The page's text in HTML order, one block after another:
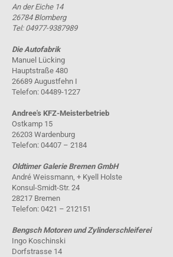
An der Eiche 14
26784 Blomberg
Tel: 04977-9387989
Die Autofabrik
Manuel Lücking
Hauptstraße 480
26689 Augustfehn I
Telefon: 04489-1227
Andree's KFZ-Meisterbetrieb
Ostkamp 15
26203 Wardenburg
Telefon: 04407 – 2184
Oldtimer Galerie Bremen GmbH
André Weissmann, + Kyell Holste
Konsul-Smidt-Str. 24
28217 Bremen
Telefon: 0421 – 212151
Bengsch Motoren und Zylinderschleiferei
Ingo Koschinski
Dorfstrasse 14